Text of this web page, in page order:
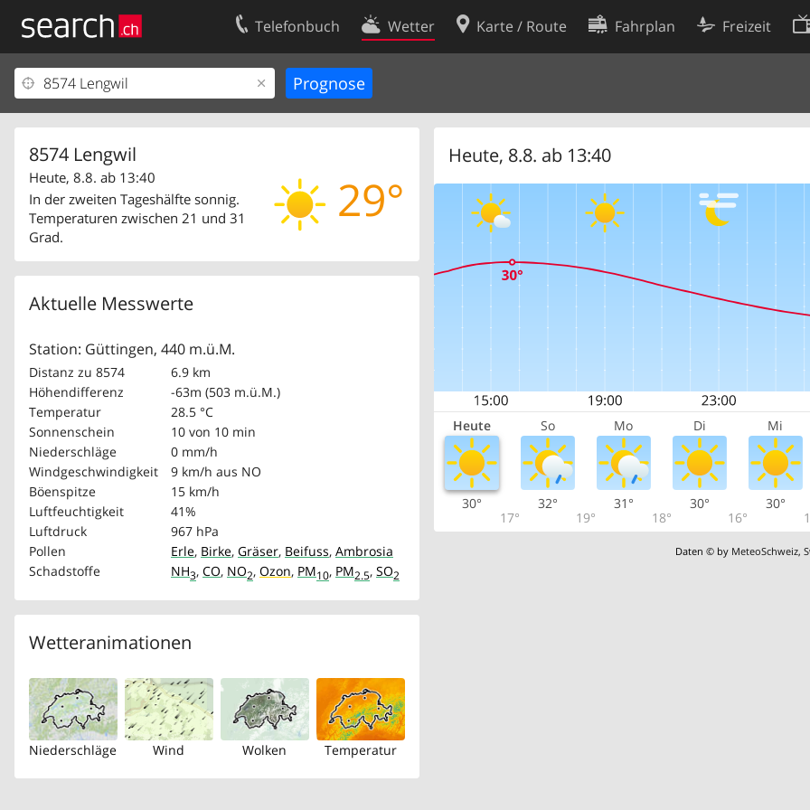
Telefonbuch Wetter Karte / Route Fahrplan Freizeit
8574 Lengwil
29°
Heute, 8.8. ab 13:40
In der zweiten Tageshälfte sonnig.
Temperaturen zwischen 21 und 31
Grad.
Aktuelle Messwerte
Station: Güttingen, 440 m.ü.M.
Distanz zu 8574
6.9 km
Höhendifferenz
-63m (503 m.ü.M.)
Temperatur
28.5 °C
Sonnenschein
10 von 10 min
Niederschläge
0 mm/h
Windgeschwindigkeit
9 km/h aus NO
Böenspitze
15 km/h
Luftfeuchtigkeit
41%
Luftdruck
967 hPa
Pollen
Erle, Birke, Gräser, Beifuss, Ambrosia
Schadstoffe
NH3, CO, NO2, Ozon, PM10, PM2.5, SO2
Wetteranimationen
Niederschläge Wind Wolken Temperatur
Heute, 8.8. ab 13:40
Heute So Mo Di Mi
30°
17°
32°
19°
31°
18°
30°
16°
30°
Daten © by MeteoSchweiz,
Ihr Eintrag
Kundencenter Geschäftskunden
Kontakt
Nutzungsbedingungen
Cookie-Einstellungen